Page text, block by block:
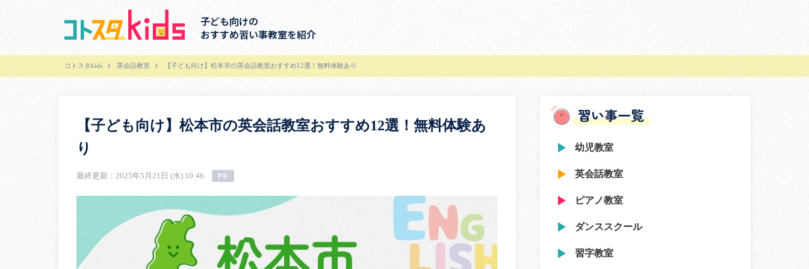
子ども向けの
おすすめ習い事教室を紹介
コトスタkids 英会話教室 【子ども向け】松本市の英会話教室おすすめ12選！無料体験あり
【子ども向け】松本市の英会話教室おすすめ12選！無料体験あ
り
最終更新：2025年5月21日 (水) 10:46 PR
習い事一覧
幼児教室
英会話教室
ピアノ教室
ダンススクール
習字教室